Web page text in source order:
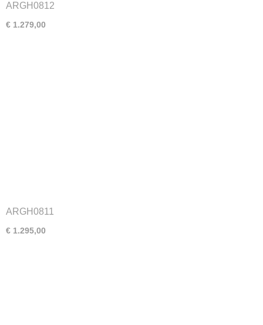
ARGH0812
€ 1.279,00
ARGH0811
€ 1.295,00